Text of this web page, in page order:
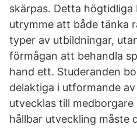
skärpas. Detta
utrymme att både tänka
typer av utbildningar,
förmågan att behandla
hand ett. Studeranden
delaktiga i utformande
utvecklas till
hållbar utveckling måste